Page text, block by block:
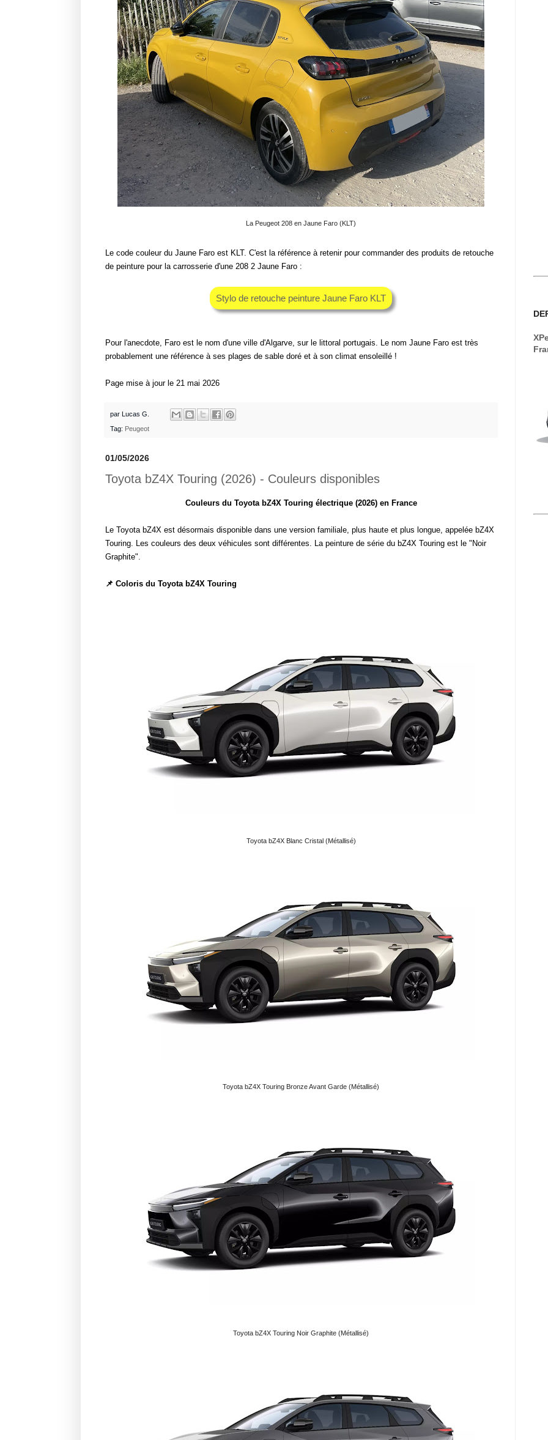
La Peugeot 208 en Jaune Faro (KLT)
Le code couleur du Jaune Faro est KLT. C'est la référence à retenir pour commander des produits de retouche
de peinture pour la carrosserie d'une 208 2 Jaune Faro :
Stylo de retouche peinture Jaune Faro KLT
Pour l'anecdote, Faro est le nom d'une ville d'Algarve, sur le littoral portugais. Le nom Jaune Faro est très
probablement une référence à ses plages de sable doré et à son climat ensoleillé !
Page mise à jour le 21 mai 2026
par Lucas G.
Tag: Peugeot
01/05/2026
Toyota bZ4X Touring (2026) - Couleurs disponibles
Couleurs du Toyota bZ4X Touring électrique (2026) en France
Le Toyota bZ4X est désormais disponible dans une version familiale, plus haute et plus longue, appelée bZ4X
Touring. Les couleurs des deux véhicules sont différentes. La peinture de série du bZ4X Touring est le "Noir
Graphite".
📌 Coloris du Toyota bZ4X Touring
Toyota bZ4X Blanc Cristal (Métallisé)
Toyota bZ4X Touring Bronze Avant Garde (Métallisé)
Toyota bZ4X Touring Noir Graphite (Métallisé)